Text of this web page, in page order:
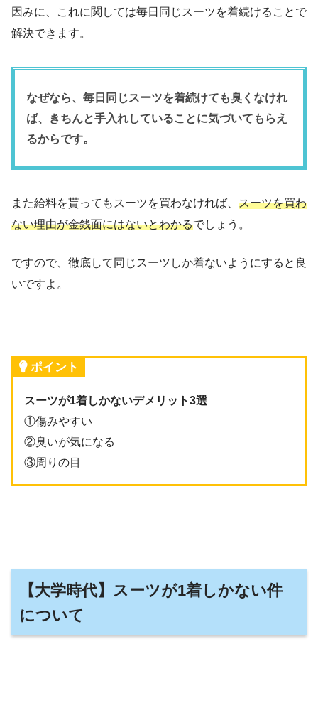
因みに、これに関しては毎日同じスーツを着続けることで
解決できます。
なぜなら、毎日同じスーツを着続けても臭くなけれ
ば、きちんと手入れしていることに気づいてもらえ
るからです。
また給料を貰ってもスーツを買わなければ、 スーツを買わ
ない理由が金銭面にはないとわかるでしょう。
ですので、徹底して同じスーツしか着ないようにすると良
いですよ。
ポイント
スーツが1着しかないデメリット3選
①傷みやすい
②臭いが気になる
③周りの目
【大学時代】スーツが1着しかない件
について